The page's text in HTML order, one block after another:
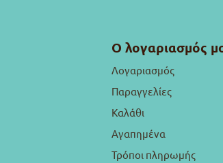
Ο λογαριασμός
Λογαριασμός
Παραγγελίες
Καλάθι
Αγαπημένα
Τρόποι πληρωμής